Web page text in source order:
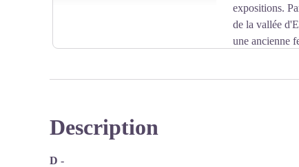
Voir l'image en plein écran
expositions.
de la vallée
une ancienne
Description
D -